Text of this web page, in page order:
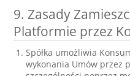
9. Zasady
Platformie przez
Spółka umożliwia
wykonania Umów przez